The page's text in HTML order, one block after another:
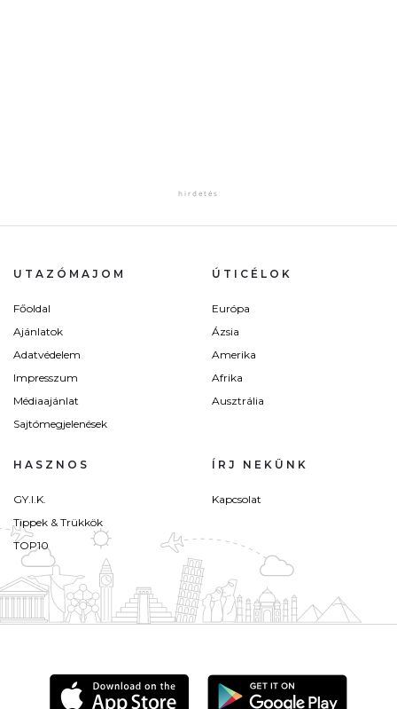
UTAZÓMAJOM
Főoldal
Ajánlatok
Adatvédelem
Impresszum
Médiaajánlat
Sajtómegjelenések
ÚTICÉLOK
Európa
Ázsia
Amerika
Afrika
Ausztrália
HASZNOS
GY.I.K.
Tippek & Trükkök
TOP10
ÍRJ NEKÜNK
Kapcsolat